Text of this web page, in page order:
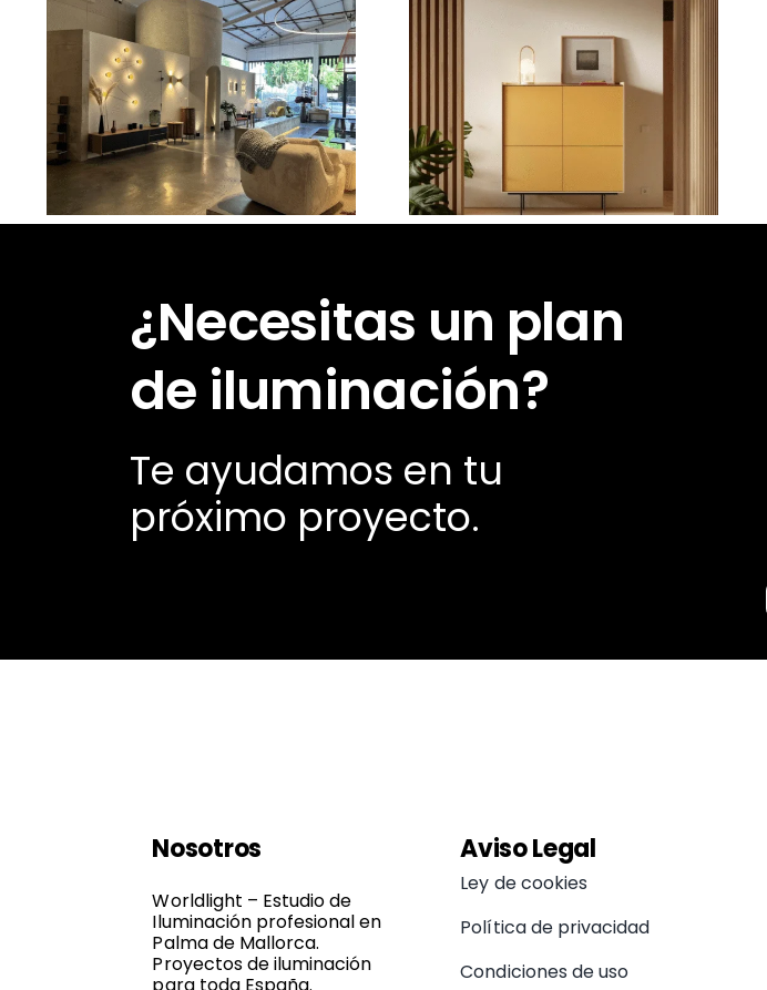
¿Cuánto cuesta un
proyecto de
iluminación?
Nuevo Aura Open
¿Necesitas un plan
de iluminación?
Te ayudamos en tu
próximo proyecto.
Nosotros
Worldlight – Estudio de
Iluminación profesional en
Palma de Mallorca.
Proyectos de iluminación
para toda España.
Aviso Legal
Ley de cookies
Política de privacidad
Condiciones de uso